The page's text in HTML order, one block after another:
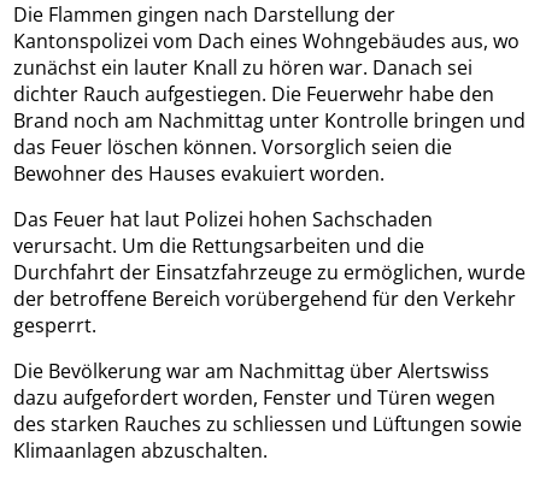
Die Flammen gingen nach Darstellung der
Kantonspolizei vom Dach eines Wohngebäudes aus, wo
zunächst ein lauter Knall zu hören war. Danach sei
dichter Rauch aufgestiegen. Die Feuerwehr habe den
Brand noch am Nachmittag unter Kontrolle bringen und
das Feuer löschen können. Vorsorglich seien die
Bewohner des Hauses evakuiert worden.
Das Feuer hat laut Polizei hohen Sachschaden
verursacht. Um die Rettungsarbeiten und die
Durchfahrt der Einsatzfahrzeuge zu ermöglichen, wurde
der betroffene Bereich vorübergehend für den Verkehr
gesperrt.
Die Bevölkerung war am Nachmittag über Alertswiss
dazu aufgefordert worden, Fenster und Türen wegen
des starken Rauches zu schliessen und Lüftungen sowie
Klimaanlagen abzuschalten.